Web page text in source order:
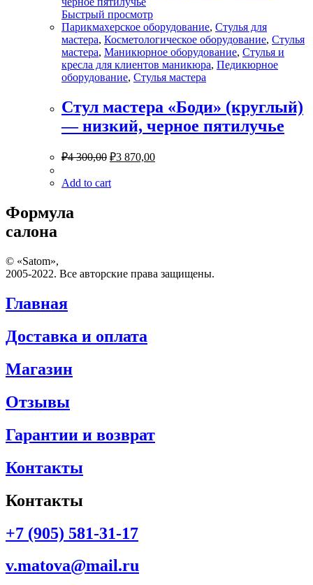
Быстрый просмотр
Парикмахерское оборудование, Стулья для
мастера, Косметологическое оборудование, Стулья
мастера, Маникюрное оборудование, Стулья и
кресла для клиентов маникюра, Педикюрное
оборудование, Стулья мастера
Стул мастера «Боди» (круглый)
— низкий, черное пятилучье
₽4 300,00 ₽3 870,00
Add to cart
Формула
салона
© «Satom»,
2005-2022. Все авторские права защищены.
Главная
Доставка и оплата
Магазин
Отзывы
Гарантии и возврат
Контакты
Контакты
+7 (905) 581-31-17
v.matova@mail.ru